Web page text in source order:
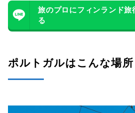
０７｜ロカ岬
旅のプロにフィンランド旅
る
ポルトガルはこんな場所